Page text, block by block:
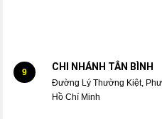
9 CHI NHÁNH TÂN BÌNH
Đường Lý Thường Kiệt,
Hồ Chí Minh